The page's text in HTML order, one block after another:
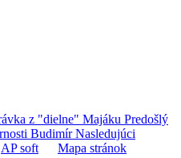
z "dielne" Majáku Predošlý
BudimírNasledujúci
AP soft
Mapa stránok